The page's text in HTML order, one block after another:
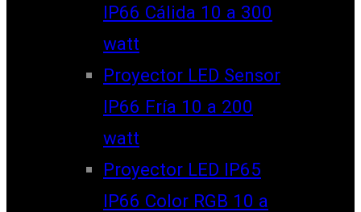
IP66 Cálida 10 a 300
watt
Proyector LED Sensor
IP66 Fría 10 a 200
watt
Proyector LED IP65
IP66 Color RGB 10 a